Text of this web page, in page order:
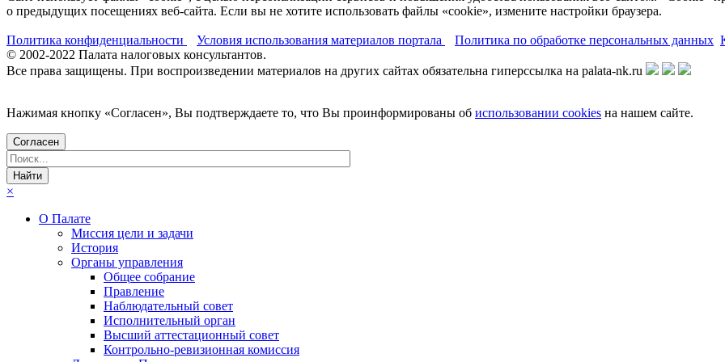
о предыдущих посещениях веб-сайта. Если вы не хотите использовать файлы «cookie», измените настройки браузера.
Политика конфиденциальности Условия использования материалов портала Политика по обработке персональных данных
© 2002-2022 Палата налоговых консультантов.
Все права защищены. При воспроизведении материалов на других сайтах обязательна гиперссылка на palata-nk.ru
Нажимая кнопку «Согласен», Вы подтверждаете то, что Вы проинформированы об использовании cookies на нашем сайте.
Согласен
×
О Палате
Миссия цели и задачи
История
Органы управления
Общее собрание
Правление
Наблюдательный совет
Исполнительный орган
Высший аттестационный совет
Контрольно-ревизионная комиссия